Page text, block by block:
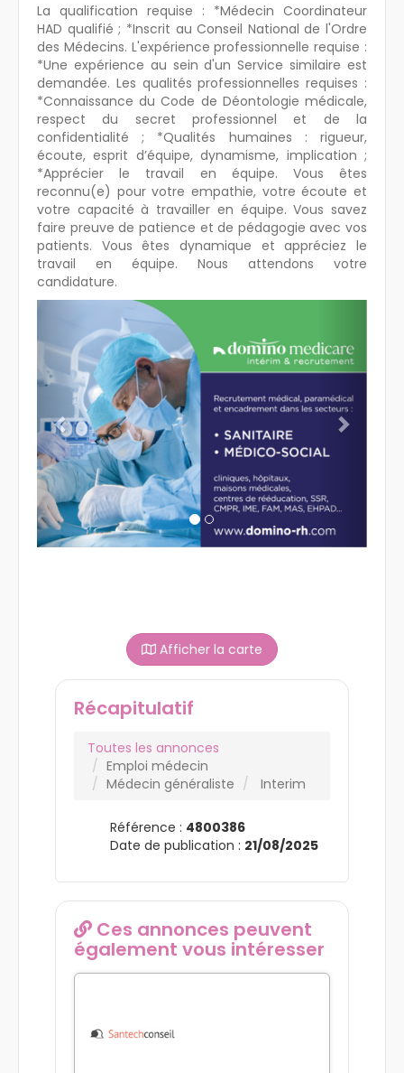
La qualification requise : *Médecin Coordinateur
HAD qualifié ; *Inscrit au Conseil National de l'Ordre
des Médecins. L'expérience professionnelle requise :
*Une expérience au sein d'un Service similaire est
demandée. Les qualités professionnelles requises :
*Connaissance du Code de Déontologie médicale,
respect du secret professionnel et de la
confidentialité ; *Qualités humaines : rigueur,
écoute, esprit d’équipe, dynamisme, implication ;
*Apprécier le travail en équipe. Vous êtes
reconnu(e) pour votre empathie, votre écoute et
votre capacité à travailler en équipe. Vous savez
faire preuve de patience et de pédagogie avec vos
patients. Vous êtes dynamique et appréciez le
travail en équipe. Nous attendons votre
candidature.
Previous
Afficher la carte
Récapitulatif
Toutes les annonces
Emploi médecin
Médecin généraliste
Interim
Référence : 4800386
Date de publication : 21/08/2025
Ces annonces peuvent
également vous intéresser